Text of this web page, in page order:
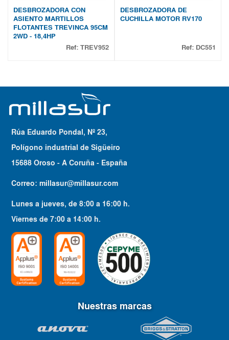
DESBROZADORA CON
ASIENTO MARTILLOS
FLOTANTES TREVINCA 95CM
2WD - 18,4HP
Ref: TREV952
DESBROZADORA DE
CUCHILLA MOTOR RV170
Ref: DC551
Rúa Eduardo Pondal, Nº 23,
Polígono industrial de Sigüeiro
15688 Oroso - A Coruña - España
Correo:millasur@millasur.com
Lunes a jueves, de8:00 a 16:00 h.
Viernes de7:00 a 14:00 h.
Nuestras marcas